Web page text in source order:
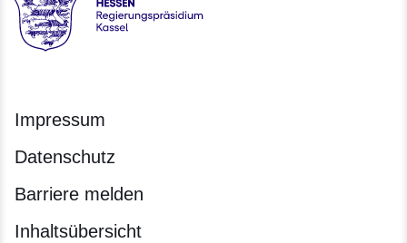
Hessen - Regierungspräsidium Kassel
Impressum
Datenschutz
Barriere melden
Inhaltsübersicht